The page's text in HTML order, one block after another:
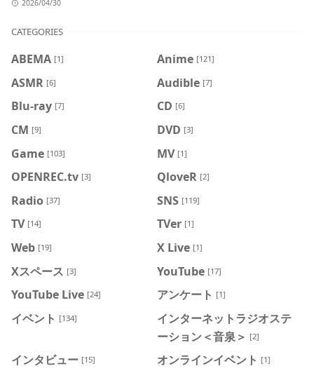
2026/04/30
CATEGORIES
ABEMA [1] Anime [121]
ASMR [6] Audible [7]
Blu-ray [7] CD [6]
CM [9] DVD [3]
Game [103] MV [1]
OPENREC.tv [3] QloveR [2]
Radio [37] SNS [119]
TV [14] TVer [1]
Web [19] X Live [1]
Xスペース [3] YouTube [17]
YouTube Live [24] アンケート [1]
イベント [134]
インターネットラジオステ
ーション＜音泉＞ [2]
インタビュー [15] オンラインイベント [1]